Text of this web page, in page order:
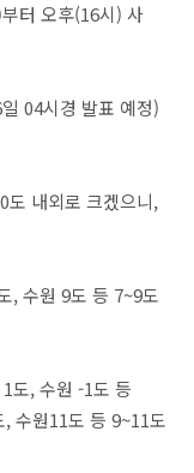
터 오후(16시) 사
04시경 발표 예정)
도 내외로 크겠으니,
, 수원 9도 등 7~9도
도, 수원 -1도 등
수원11도 등 9~11도